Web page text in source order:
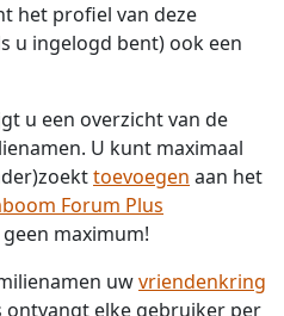
het profiel van deze
u ingelogd bent) ook een
u een overzicht van de
U kunt maximaal
toevoegen aan het
Forum Plus
maximum!
uwvriendenkring
ontvangt elke gebruiker per